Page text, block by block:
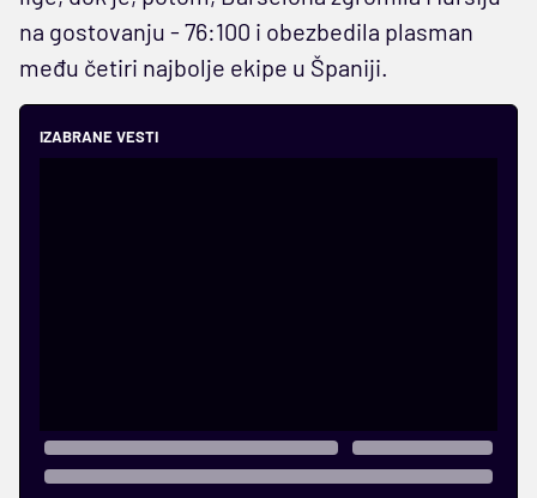
na gostovanju - 76:100 i obezbedila plasman
među četiri najbolje ekipe u Španiji.
IZABRANE VESTI